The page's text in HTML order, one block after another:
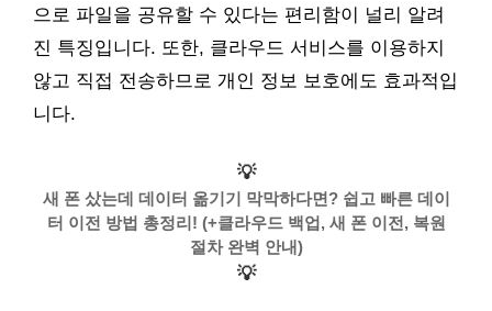
으로 파일을 공유할 수 있다는 편리함이 널리 알려
진 특징입니다. 또한, 클라우드 서비스를 이용하지
않고 직접 전송하므로 개인 정보 보호에도 효과적입
니다.
💡
새 폰 샀는데 데이터 옮기기 막막하다면? 쉽고 빠른 데이
터 이전 방법 총정리! (+클라우드 백업, 새 폰 이전, 복원
절차 완벽 안내)
💡